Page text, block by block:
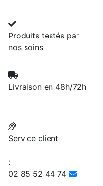
Produits testés par
nos soins
Livraison en 48h/72h
Service client
:
02 85 52 44 74